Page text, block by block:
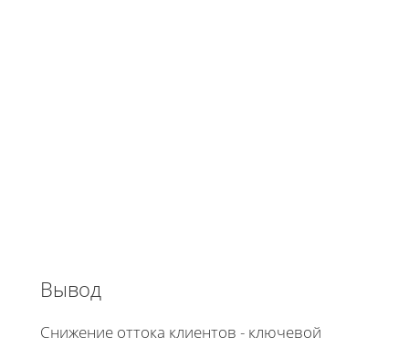
Вывод
Снижение оттока клиентов - ключевой